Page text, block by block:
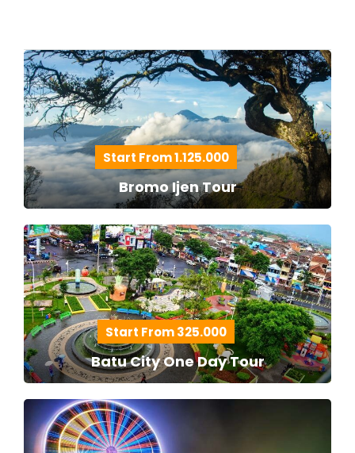
Start From 1.125.000
Bromo Ijen Tour
Start From 325.000
Batu City One Day Tour